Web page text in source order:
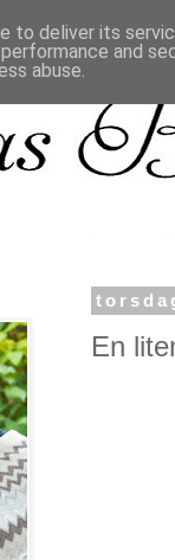
En
to deliver its
and
abuse.